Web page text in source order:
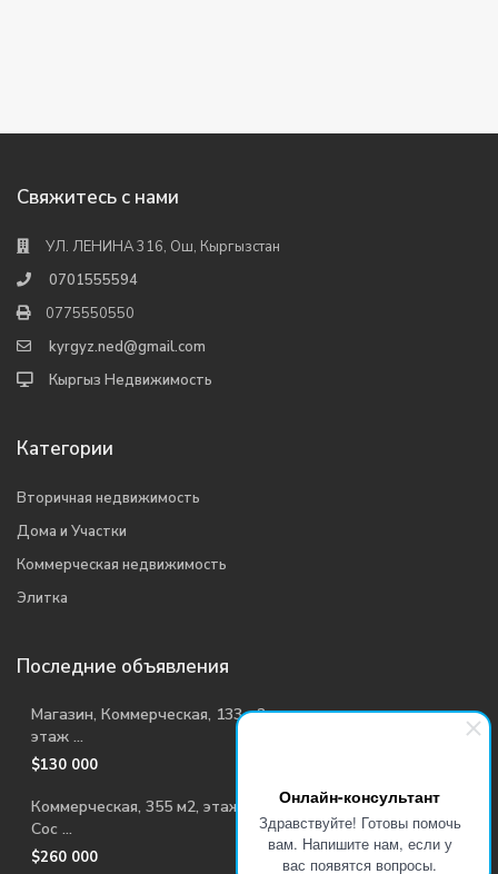
Онлайн-консультант
Здравствуйте! Готовы помочь
вам. Напишите нам, если у
вас появятся вопросы.
Свяжитесь с нами
УЛ. ЛЕНИНА 316, Ош, Кыргызстан
0701555594
0775550550
kyrgyz.ned@gmail.com
Кыргыз Недвижимость
Категории
Вторичная недвижимость
Дома и Участки
Коммерческая недвижимость
Элитка
Последние объявления
Магазин, Коммерческая, 133 м2,
этаж ...
$130 000
Коммерческая, 355 м2, этаж 1/2,
Сос ...
$260 000